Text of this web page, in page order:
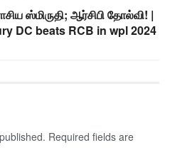
ஸ்மிருதி; ஆர்சிபி தோல்வி! |
DC beats RCB in wpl 2024
Required fields are